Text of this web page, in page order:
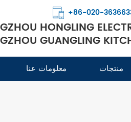
+86-020-
HONGLING
GUANGLING
معلومات عنا منتجات